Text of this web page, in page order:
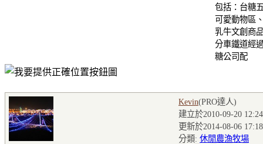
包括：台糖
可愛動物區
乳牛文創商
分車鐵道經
糖公司配
Kevin(PRO達人)
建立於2010-09-20
更新於2014-08-06
分類: 休閒農漁牧場